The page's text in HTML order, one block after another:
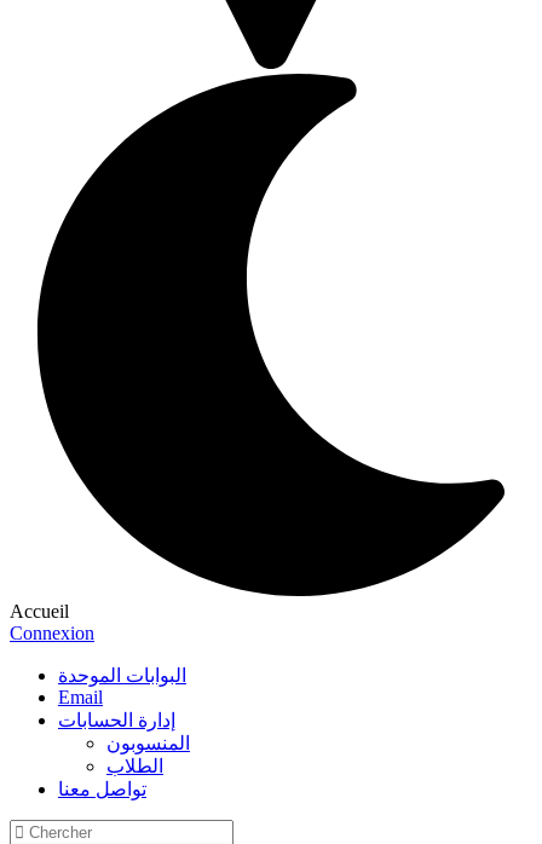
Accueil
Connexion
البوابات الموحدة
Email
إدارة الحسابات
المنسوبون
الطلاب
تواصل معنا